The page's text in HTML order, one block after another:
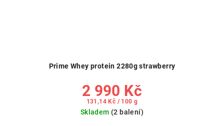
Prime Whey protein 2280g strawberry
2 990 Kč
Měrná
131,14 Kč / 100 g
Skladem (2 balení)